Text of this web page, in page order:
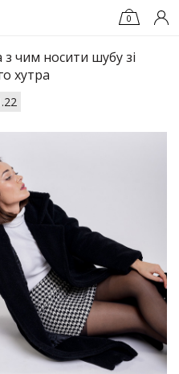
0
чим носити шубу зі
хутра